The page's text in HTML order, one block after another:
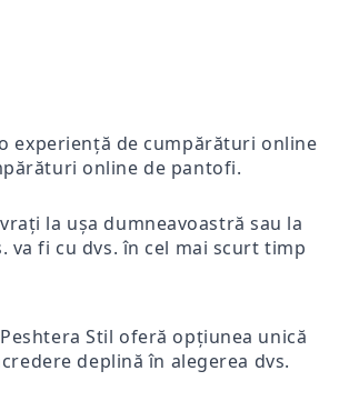
experiență de cumpărături online
online de pantofi.
la ușa dumneavoastră sau la
va fi cu dvs. în cel mai scurt timp
Stil oferă opțiunea unică
deplină în alegerea dvs.